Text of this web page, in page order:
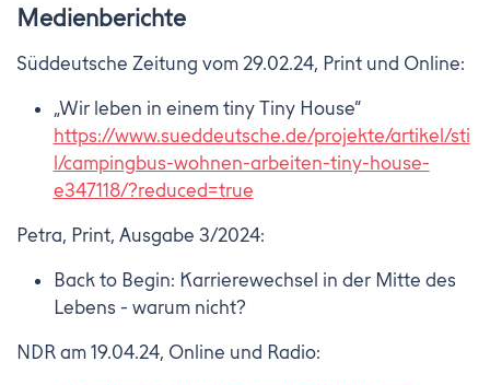
Medienberichte
Süddeutsche Zeitung vom 29.02.24, Print und Online:
„Wir leben in einem tiny Tiny House“
https://www.sueddeutsche.de/projekte/artikel/sti
l/campingbus-wohnen-arbeiten-tiny-house-
e347118/?reduced=true
Petra, Print, Ausgabe 3/2024:
Back to Begin: Karrierewechsel in der Mitte des
Lebens - warum nicht?
NDR am 19.04.24, Online und Radio: